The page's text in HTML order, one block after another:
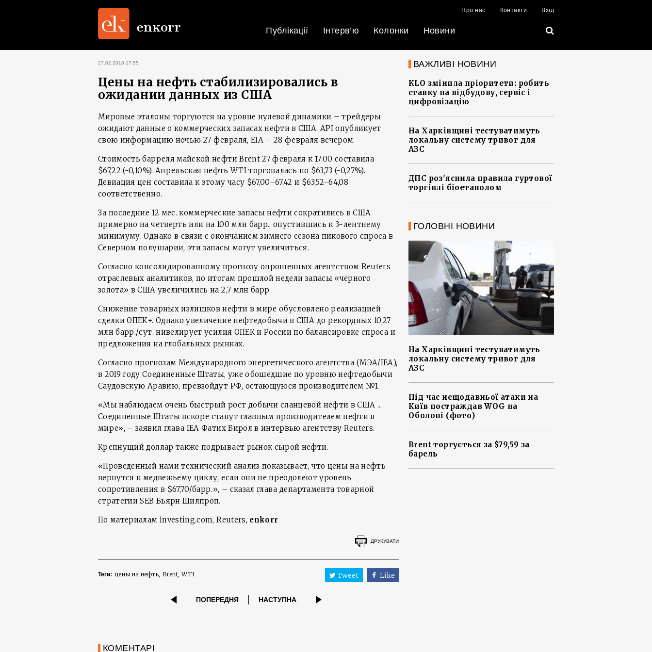
Про нас Контакти Вхід
Публікації Інтерв’ю Колонки Новини
27.02.2018 17:55
Цены на нефть стабилизировались в
ожидании данных из США
Мировые эталоны торгуются на уровне нулевой динамики – трейдеры
ожидают данные о коммерческих запасах нефти в США. API опубликует
свою информацию ночью 27 февраля, EIA – 28 февраля вечером.
Стоимость барреля майской нефти Brent 27 февраля к 17:00 составила
$67,22 (-0,10%). Апрельская нефть WTI торговалась по $63,73 (-0,27%).
Девиация цен составила к этому часу $67,00–67,42 и $63,52–64,08
соответственно.
За последние 12 мес. коммерческие запасы нефти сократились в США
примерно на четверть или на 100 млн барр., опустившись к 3-лентнему
минимуму. Однако в связи с окончанием зимнего сезона пикового спроса в
Северном полушарии, эти запасы могут увеличиться.
Согласно консолидированному прогнозу опрошенных агентством Reuters
отраслевых аналитиков, по итогам прошлой недели запасы «черного
золота» в США увеличились на 2,7 млн барр.
Снижение товарных излишков нефти в мире обусловлено реализацией
сделки ОПЕК+. Однако увеличение нефтедобычи в США до рекордных 10,27
млн барр./сут. нивелирует усилия ОПЕК и России по балансировке спроса и
предложения на глобальных рынках.
Согласно прогнозам Международного энергетического агентства (МЭА/IEA),
в 2019 году Соединенные Штаты, уже обошедшие по уровню нефтедобычи
Саудовскую Аравию, превзойдут РФ, остающуюся производителем №1.
«Мы наблюдаем очень быстрый рост добычи сланцевой нефти в США ...
Соединенные Штаты вскоре станут главным производителем нефти в
мире», – заявил глава IEA Фатих Бирол в интервью агентству Reuters.
Крепнущий доллар также подрывает рынок сырой нефти.
«Проведенный нами технический анализ показывает, что цены на нефть
вернутся к медвежьему циклу, если они не преодолеют уровень
сопротивления в $67,70/барр.», – сказал глава департамента товарной
стратегии SEB Бьярн Шилпроп.
По материалам Investing.com, Reuters, enkorr
ДРУКУВАТИ
Теги: цены на нефть Brent WTI Tweet Like
ПОПЕРЕДНЯ НАСТУПНА
КОМЕНТАРІ
ВАЖЛИВІ НОВИНИ
KLO змінила пріоритети: робить
ставку на відбудову, сервіс і
цифровізацію
На Харківщині тестуватимуть
локальну систему тривог для
АЗС
ДПС роз'яснила правила гуртової
торгівлі біоетанолом
ГОЛОВНІ НОВИНИ
На Харківщині тестуватимуть
локальну систему тривог для
АЗС
Під час нещодавньої атаки на
Київ постраждав WOG на
Оболоні (фото)
Brent торгується за $79,59 за
барель